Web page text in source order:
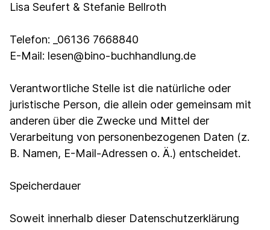
Lisa Seufert & Stefanie Bellroth
Telefon: _06136 7668840
E-Mail: lesen@bino-buchhandlung.de
Verantwortliche Stelle ist die natürliche oder
juristische Person, die allein oder gemeinsam mit
anderen über die Zwecke und Mittel der
Verarbeitung von personenbezogenen Daten (z.
B. Namen, E-Mail-Adressen o. Ä.) entscheidet.
Speicherdauer
Soweit innerhalb dieser Datenschutzerklärung